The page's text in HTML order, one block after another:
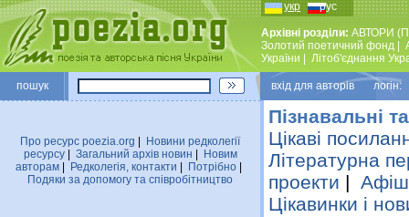
укр рус
Архівні розділи: АВТОРИ
Золотий поетичний фонд
України
Лiтоб'єднання
пошук вхiд для авторiв логін:
Про ресурс poezia.org
Новини редколегiї
ресурсу| Загальний архiв новин
Новим
авторам
Редколегiя, контакти Потрiбно
Подяки за допомогу та співробітництво
Пізнавальні
Цікаві
Літературна
проекти |
Цікавинки і